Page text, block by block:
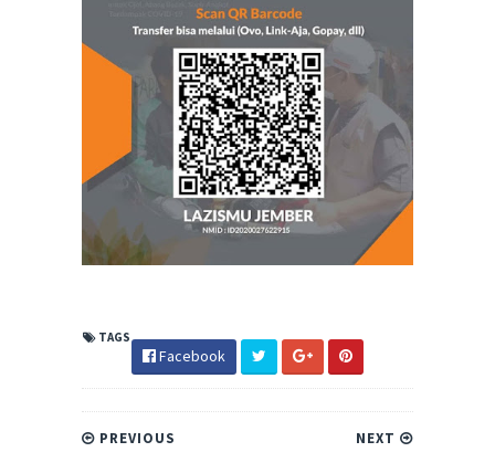
TAGS
Facebook
NEXT
PREVIOUS